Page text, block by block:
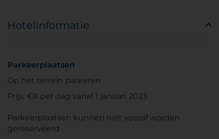
Hotelinformatie
Parkeerplaatsen
Op het terrein parkeren
Prijs: €8 per dag vanaf 1 januari 2023
Parkeerplaatsen kunnen niet vooraf worden
gereserveerd